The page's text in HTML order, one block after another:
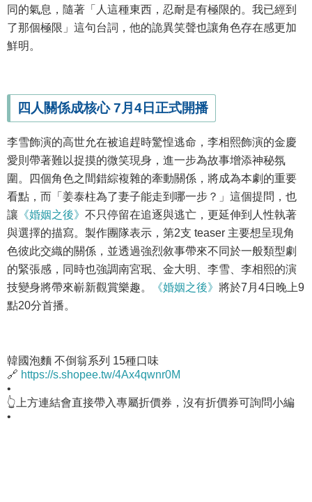
同的氣息，隨著「人這種東西，忍耐是有極限的。我已經到
了那個極限」這句台詞，他的詭異笑聲也讓角色存在感更加
鮮明。
四人關係成核心 7月4日正式開播
李雪飾演的高世允在被追趕時驚惶逃命，李相熙飾演的金慶
愛則帶著難以捉摸的微笑現身，進一步為故事增添神秘氛
圍。四個角色之間錯綜複雜的牽動關係，將成為本劇的重要
看點，而「姜泰柱為了妻子能走到哪一步？」這個提問，也
讓 《婚姻之後》 不只停留在追逐與逃亡，更延伸到人性執著
與選擇的描寫。製作團隊表示，第2支 teaser 主要想呈現角
色彼此交織的關係，並透過強烈敘事帶來不同於一般類型劇
的緊張感，同時也強調南宮珉、金大明、李雪、李相熙的演
技變身將帶來嶄新觀賞樂趣。
《婚姻之後》 將於7月4日晚上9
點20分首播。
韓國泡麵 不倒翁系列 15種口味
🔗 https://s.shopee.tw/4Ax4qwnr0M
•
👆上方連結會直接帶入專屬折價券，沒有折價券可詢問小編
•